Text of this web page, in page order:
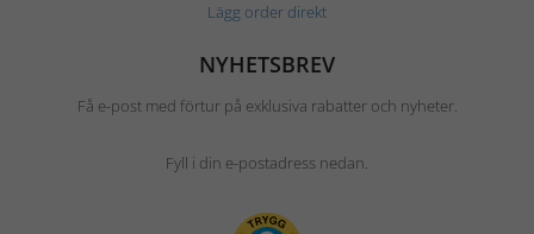
Lägg order direkt
NYHETSBREV
Få e-post med förtur på exklusiva rabatter och nyheter.
Fyll i din e-postadress nedan.